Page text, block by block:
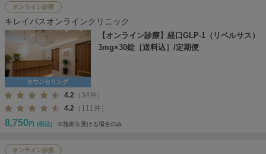
オンライン診療
キレイパスオンラインクリニック
カウンセリング
【オンライン診療】経口GLP-1（リベルサス）
3mg×30錠［送料込］/定期便
4.2 （34件）
4.2 （111件）
8,750 円 (税込) ※施術を受ける場合のみ
オンライン診療